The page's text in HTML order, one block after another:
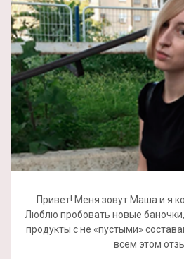
Привет! Меня зовут Маша и я
Люблю пробовать новые
продукты с не «пустыми»
всем этом